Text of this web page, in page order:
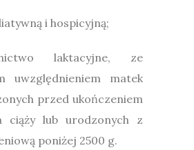
i hospicyjną;
laktacyjne, ze
uwzględnieniem matek
przed ukończeniem
ciąży lub urodzonych z
poniżej 2500 g.